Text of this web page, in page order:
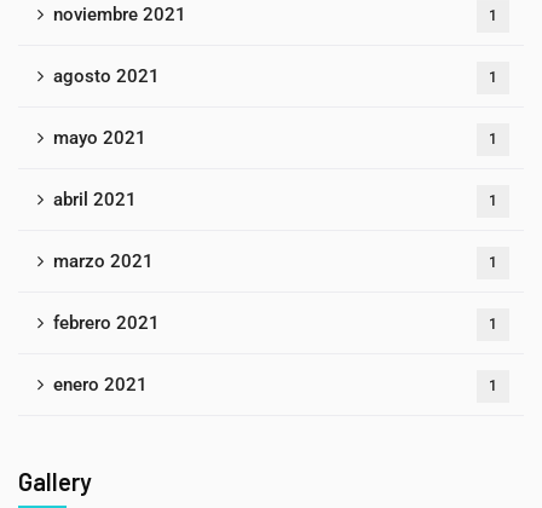
noviembre 2021 1
agosto 2021 1
mayo 2021 1
abril 2021 1
marzo 2021 1
febrero 2021 1
enero 2021 1
Gallery